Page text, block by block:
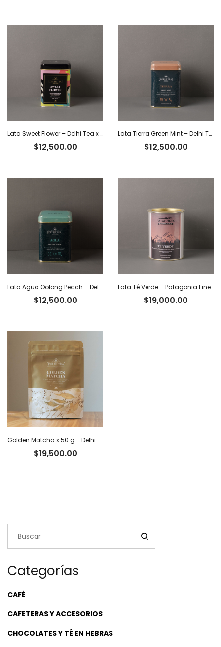
Lata Sweet Flower – Delhi Tea x 40 g
$12,500.00
Lata Tierra Green Mint – Delhi Tea x 40 g
$12,500.00
Lata Agua Oolong Peach – Delhi Tea x 40 g
$12,500.00
Lata Té Verde – Patagonia Finest Tea x 80 g
$19,000.00
Golden Matcha x 50 g – Delhi Tea
$19,500.00
Categorías
CAFÉ
CAFETERAS Y ACCESORIOS
CHOCOLATES Y TÉ EN HEBRAS